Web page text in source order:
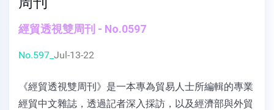
經貿透視雙周刊 - No.0597
No.597_ Jul-13-22
《經貿透視雙周刊》是一本專為貿易人士所編輯的專業
經貿中文雜誌，透過記者深入採訪，以及經濟部與外貿